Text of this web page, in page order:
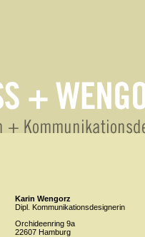
Karin Wengorz
Dipl. Kommunikationsdesignerin
Orchideenring 9a
22607 Hamburg